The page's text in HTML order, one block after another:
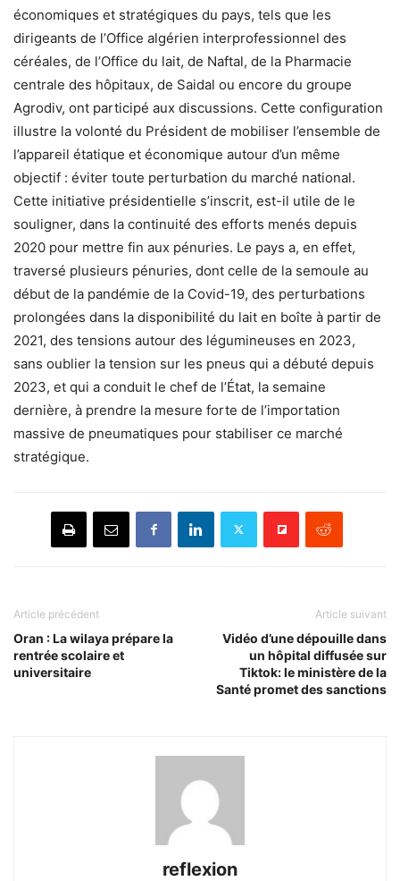
économiques et stratégiques du pays, tels que les
dirigeants de l’Office algérien interprofessionnel des
céréales, de l’Office du lait, de Naftal, de la Pharmacie
centrale des hôpitaux, de Saidal ou encore du groupe
Agrodiv, ont participé aux discussions. Cette configuration
illustre la volonté du Président de mobiliser l’ensemble de
l’appareil étatique et économique autour d’un même
objectif : éviter toute perturbation du marché national.
Cette initiative présidentielle s’inscrit, est-il utile de le
souligner, dans la continuité des efforts menés depuis
2020 pour mettre fin aux pénuries. Le pays a, en effet,
traversé plusieurs pénuries, dont celle de la semoule au
début de la pandémie de la Covid-19, des perturbations
prolongées dans la disponibilité du lait en boîte à partir de
2021, des tensions autour des légumineuses en 2023,
sans oublier la tension sur les pneus qui a débuté depuis
2023, et qui a conduit le chef de l’État, la semaine
dernière, à prendre la mesure forte de l’importation
massive de pneumatiques pour stabiliser ce marché
stratégique.
Article précédent
Oran : La wilaya prépare la
rentrée scolaire et
universitaire
Article suivant
Vidéo d’une dépouille dans
un hôpital diffusée sur
Tiktok: le ministère de la
Santé promet des sanctions
reflexion